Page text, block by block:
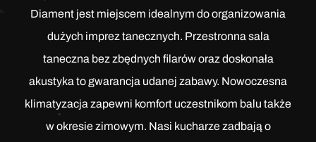
Diament jest miejscem idealnym do organizowania
dużych imprez tanecznych. Przestronna sala
taneczna bez zbędnych filarów oraz doskonała
akustyka to gwarancja udanej zabawy. Nowoczesna
klimatyzacja zapewni komfort uczestnikom balu także
w okresie zimowym. Nasi kucharze zadbają o